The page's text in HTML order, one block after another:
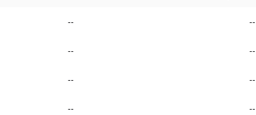
-- --
-- --
-- --
-- --